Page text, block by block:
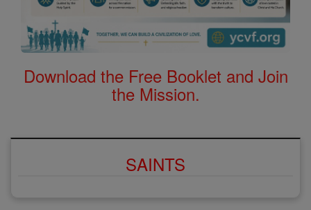
Download the Free Booklet and Join
the Mission.
SAINTS